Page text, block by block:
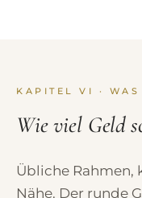
KAPITEL VI · WAS
Wie viel Geld
Übliche Rahmen,
Nähe. Der runde